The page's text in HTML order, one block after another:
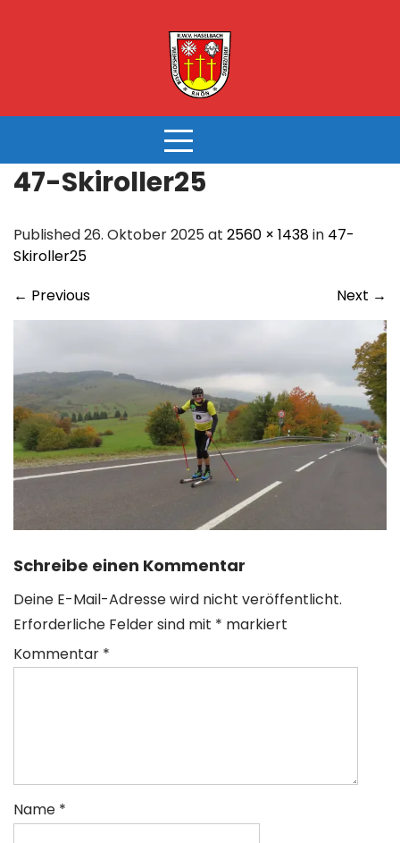
47-Skiroller25
Published 26. Oktober 2025 at 2560 × 1438in 47-
Skiroller25
← Previous Next →
Schreibe einen Kommentar
Deine E-Mail-Adresse wird nicht veröffentlicht.
Erforderliche Felder sind mit * markiert
Kommentar *
Name *